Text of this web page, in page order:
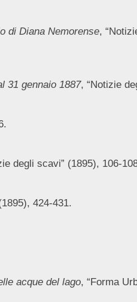
di Diana Nemorense,
31 gennaio 1887, “Notizie
degli scavi” (1895), 106-
424-431.
acque del lago, “Forma